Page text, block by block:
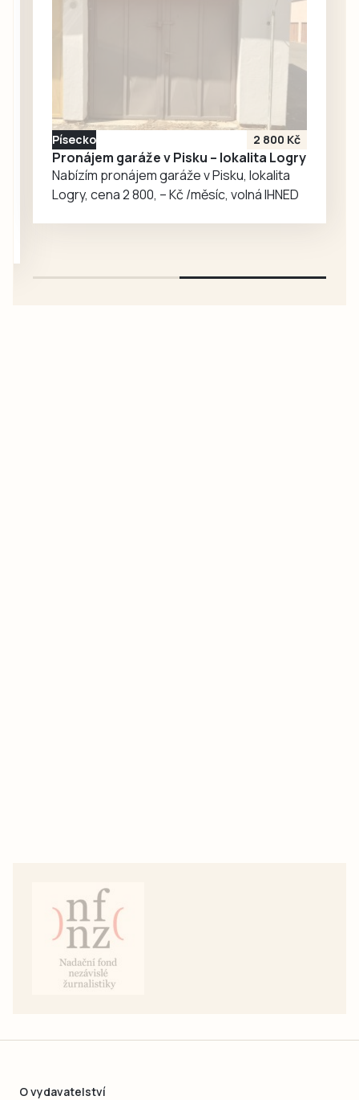
sestavách,
protože Tábor
včera sehrál…
červencovém
Jakuba Rataje.
Reprezentant
osmi soutěžních
seskoků pouhé tři
centimetry,
suverénně zvítězil
mezi jednotlivci a
společně se…
Písecko 2 800 Kč
Pronájem garáže v Pisku – lokalita Logry
Nabízím pronájem garáže v Pisku, lokalita
Logry, cena 2 800, – Kč /měsíc, volná IHNED
O vydavatelství